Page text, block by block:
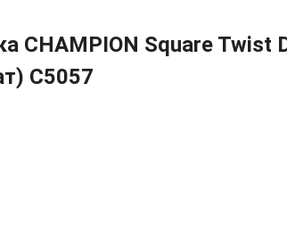
CHAMPION Square Twist
C5057